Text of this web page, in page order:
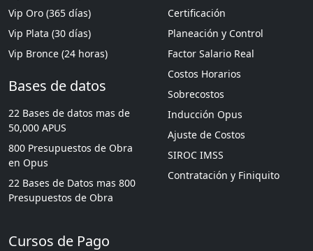
Vip Oro (365 días)
Vip Plata (30 días)
Vip Bronce (24 horas)
Bases de datos
22 Bases de datos mas de
50,000 APUS
800 Presupuestos de Obra
en Opus
22 Bases de Datos mas 800
Presupuestos de Obra
Certificación
Planeación y Control
Factor Salario Real
Costos Horarios
Sobrecostos
Inducción Opus
Ajuste de Costos
SIROC IMSS
Contratación y Finiquito
Cursos de Pago